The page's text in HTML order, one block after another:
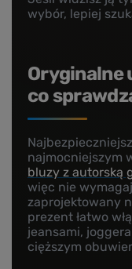
wybór, lepiej
Oryginalne
co
najmocniejszym
bluzy z autorską
więc nie
zaprojektowany
prezent łatwo
jeansami,
cięższym